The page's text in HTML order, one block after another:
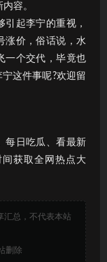
容。
引起李宁的重视，
涨价，俗话说，水
一个交代，毕竟也
这件事呢?欢迎留
每日吃瓜、看最新
获取全网热点大
汇总，不代表本站
删除